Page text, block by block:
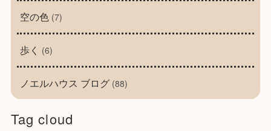
空の色(7)
歩く (6)
ノエルハウス ブログ(88)
Tag cloud